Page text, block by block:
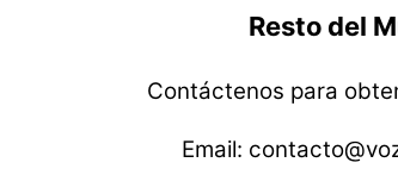
Resto del
Contáctenos para
Email: